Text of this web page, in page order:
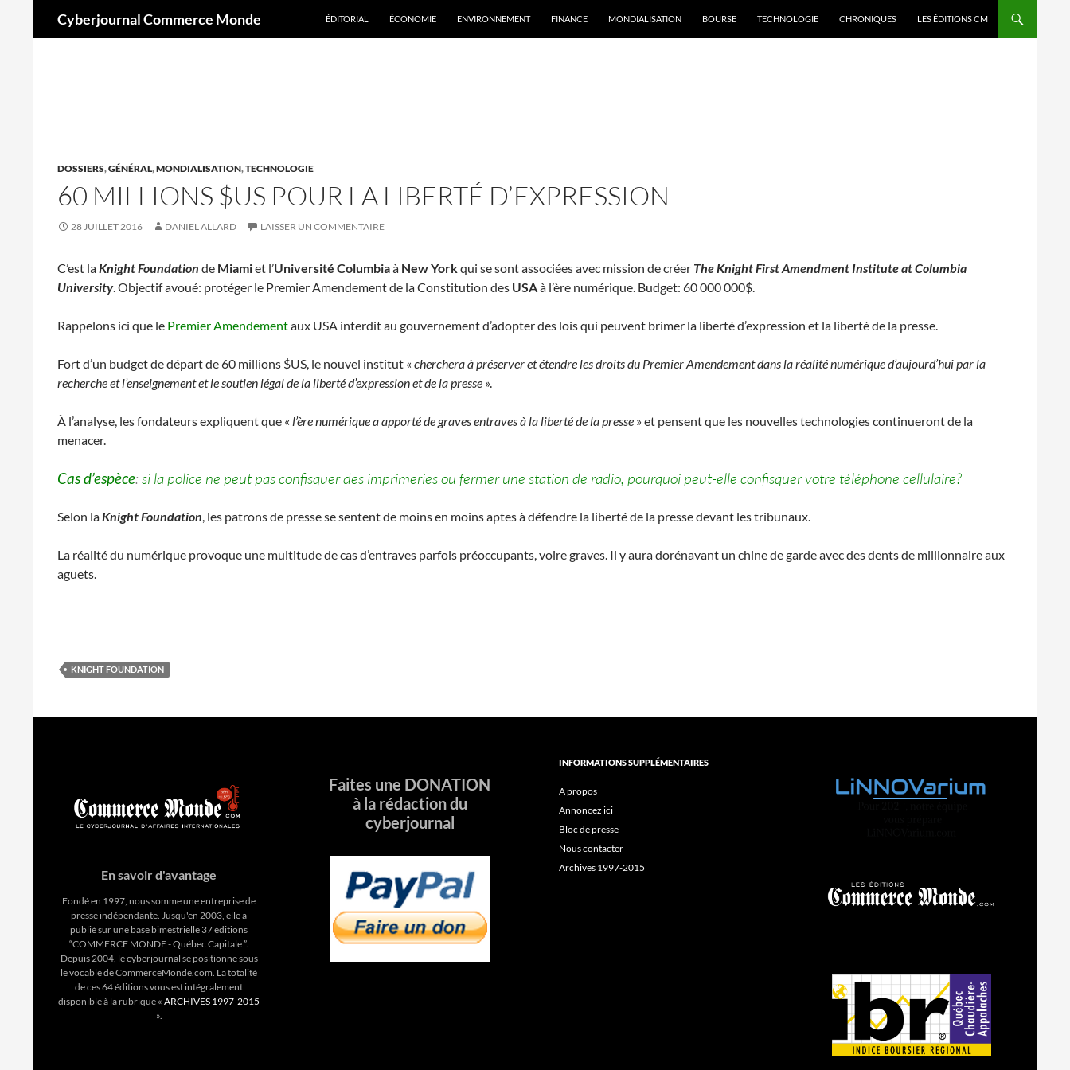
Cyberjournal Commerce Monde ÉDITORIAL ÉCONOMIE ENVIRONNEMENT FINANCE MONDIALISATION BOURSE TECHNOLOGIE CHRONIQUES LES ÉDITIONS CM
DOSSIERS,GÉNÉRAL,MONDIALISATION,TECHNOLOGIE
60 MILLIONS $US POUR LA LIBERTÉ D’EXPRESSION
28 JUILLET 2016 DANIEL ALLARD LAISSER UN COMMENTAIRE
C’est laKnight Foundation de Miamiet l’Université Columbiaà New Yorkqui se sont associées avec mission de créer The Knight First Amendment Institute at Columbia
University. Objectif avoué: protéger le Premier Amendement de la Constitution des USAà l’ère numérique. Budget: 60 000 000$.
Rappelons ici que le Premier Amendementaux USA interdit au gouvernement d’adopter des lois qui peuvent brimer la liberté d’expression et la liberté de la presse.
Fort d’un budget de départ de 60 millions $US, le nouvel institut « cherchera à préserver et étendre les droits du Premier Amendement dans la réalité numérique d’aujourd’hui par la
recherche et l’enseignement et le soutien légal de la liberté d’expression et de la presse ».
À l’analyse, les fondateurs expliquent que « l’ère numérique a apporté de graves entraves à la liberté de la presse » et pensent que les nouvelles technologies continueront de la
menacer.
Cas d’espèce: si la police ne peut pas confisquer des imprimeries ou fermer une station de radio, pourquoi peut-elle confisquer votre téléphone cellulaire?
Selon laKnight Foundation, les patrons de presse se sentent de moins en moins aptes à défendre la liberté de la presse devant les tribunaux.
La réalité du numérique provoque une multitude de cas d’entraves parfois préoccupants, voire graves. Il y aura dorénavant un chine de garde avec des dents de millionnaire aux
aguets.
KNIGHT FOUNDATION
En savoir d'avantage
Fondé en 1997, nous somme une entreprise de
presse indépendante. Jusqu'en 2003, elle a
publié sur une base bimestrielle 37 éditions
“COMMERCE MONDE - Québec Capitale ”.
Depuis 2004, le cyberjournal se positionne sous
le vocable de CommerceMonde.com. La totalité
de ces 64 éditions vous est intégralement
disponible à la rubrique « ARCHIVES 1997-2015
».
Faites une DONATION
à la rédaction du
cyberjournal
INFORMATIONS SUPPLÉMENTAIRES
A propos
Annoncez ici
Bloc de presse
Nous contacter
Archives 1997-2015